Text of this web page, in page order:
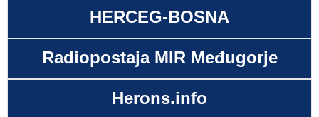
HERCEG-BOSNA
Radiopostaja MIR Međugorje
Herons.info